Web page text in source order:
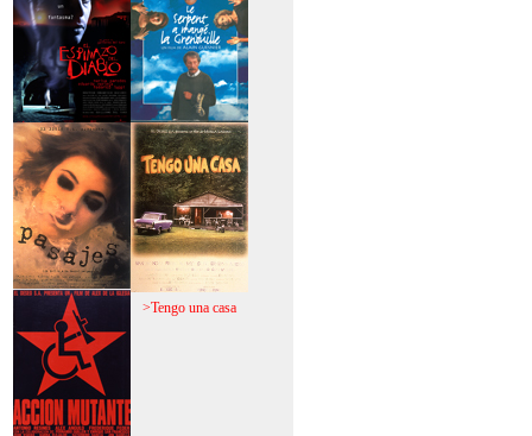
>El espinazo del
diablo
>A trabajar!
>Pasajes >Tengo una casa